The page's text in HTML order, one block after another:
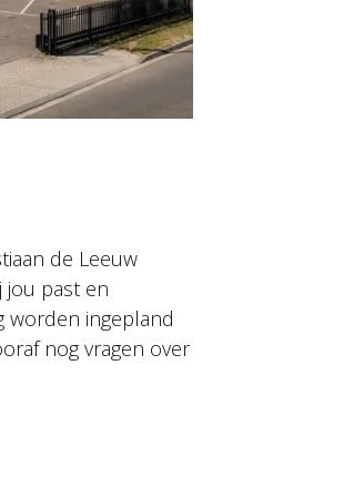
de Leeuw
jou past en
worden ingepland
nog vragen over